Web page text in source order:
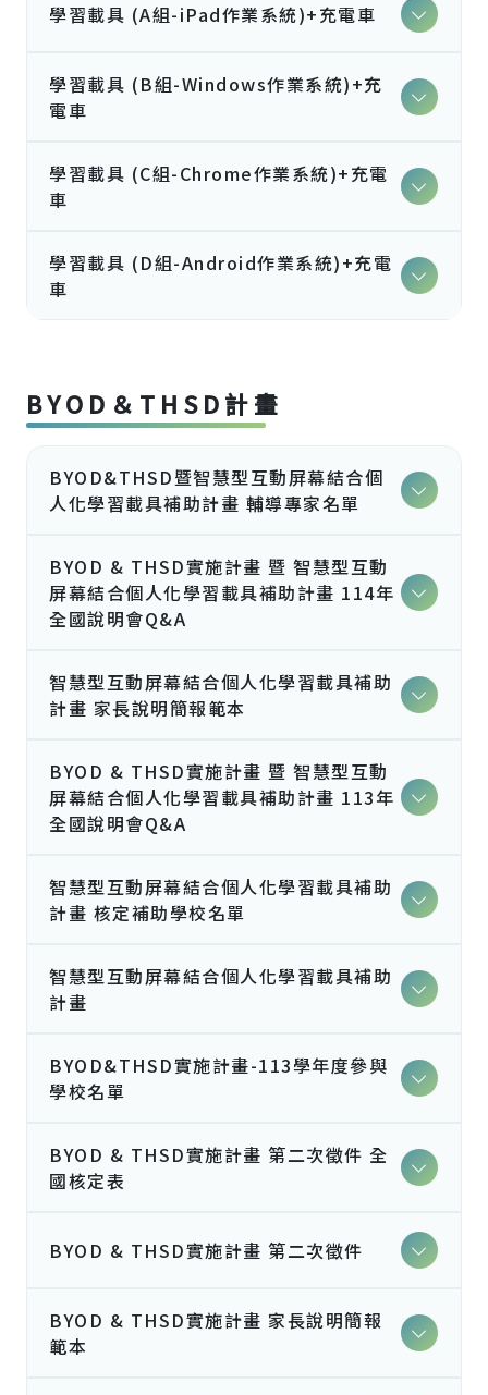
學習載具 (A組-iPad作業系統)+充電車
學習載具 (B組-Windows作業系統)+充
電車
學習載具 (C組-Chrome作業系統)+充電
車
學習載具 (D組-Android作業系統)+充電
車
BYOD＆THSD計畫
BYOD&THSD暨智慧型互動屏幕結合個
人化學習載具補助計畫 輔導專家名單
BYOD & THSD實施計畫 暨 智慧型互動
屏幕結合個人化學習載具補助計畫 114年
全國說明會Q&A
智慧型互動屏幕結合個人化學習載具補助
計畫 家長說明簡報範本
BYOD & THSD實施計畫 暨 智慧型互動
屏幕結合個人化學習載具補助計畫 113年
全國說明會Q&A
智慧型互動屏幕結合個人化學習載具補助
計畫 核定補助學校名單
智慧型互動屏幕結合個人化學習載具補助
計畫
BYOD&THSD實施計畫-113學年度參與
學校名單
BYOD & THSD實施計畫 第二次徵件 全
國核定表
BYOD & THSD實施計畫 第二次徵件
BYOD & THSD實施計畫 家長說明簡報
範本